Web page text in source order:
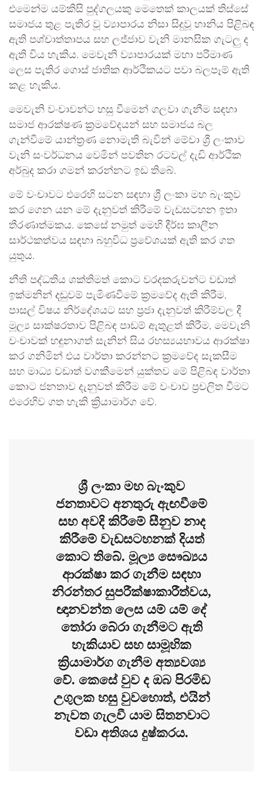
එමෙන්ම යම්කිසි පුද්ගලයකු මෙතෙක් කාලයක් තිස්සේ
සමාජය තුළ පැතිර වූ ව්‍යාපාරය නිසා සිදුවූ හානිය පිළිබඳ
ඇති පශ්චාත්තාපය සහ ලජ්ජාව වැනි මානසික ගැටලු ද
ඇති විය හැකිය. මෙවැනි ව්‍යාපාරයක් මහා පරිමාණ
ලෙස පැතිර ගොස් ජාතික ආර්ථිකයට පවා බලපෑම් ඇති
කළ හැකිය.
මෙවැනි වංචාවන්ට හසු වීමෙන් ගලවා ගැනීම සඳහා
සමාජ ආරක්ෂණ ක්‍රමවේදයන් සහ සමාජය බල
ගැන්වීමේ යාන්ත්‍රණ නොමැති බැවින් මේවා ශ්‍රී ලංකාව
වැනි සංවර්ධනය වෙමින් පවතින රටවල් දැඩි ආර්ථික
අර්බුද කරා ගමන් කරන්නට ඉඩ තිබේ.
මේ වංචාවට එරෙහි සටන සඳහා ශ්‍රී ලංකා මහ බැංකුව
කර ගෙන යන මේ දැනුවත් කිරීමේ වැඩසටහන ඉතා
තීරණාත්මකය. කෙසේ නමුත් මෙහි දීර්ඝ කාලීන
සාර්ථකත්වය සඳහා බහුවිධ ප්‍රවේශයක් ඇති කර ගත
යුතුය.
නීති පද්ධතිය ශක්තිමත් කොට වරදකරුවන්ට වඩාත්
ඉක්මනින් දඬුවම් පැමිණවීමේ ක්‍රමවේද ඇති කිරීම,
පාසල් විෂය නිර්දේශයට සහ ප්‍රජා දැනුවත් කිරීම්වල දී
මූල්‍ය සාක්ෂරතාව පිළිබඳ පාඩම් ඇතුළත් කිරීම, මෙවැනි
වංචාවක් හඳුනාගත් සැනින් සිය රහස්‍යයභාවය ආරක්ෂා
කර ගනිමින් එය වාර්තා කරන්නට ක්‍රමවේද සැකසීම
සහ මාධ්‍ය වඩාත් වගකීමෙන් යුක්තව මේ පිළිබඳ වාර්තා
කොට ජනතාව දැනුවත් කිරීම මේ වංචාව ප්‍රචලිත වීමට
එරෙහිව ගත හැකි ක්‍රියාමාර්ග වේ.
ශ්‍රී ලංකා මහ බැංකුව
ජනතාවට අනතුරු ඇඟවීමේ
සහ අවදි කිරීමේ සීනුව නාද
කිරීමේ වැඩසටහනක් දියත්
කොට තිබේ. මූල්‍ය සෞඛ්‍යය
ආරක්ෂා කර ගැනීම සඳහා
නිරන්තර සුපරීක්ෂාකාරීත්වය,
ඥානවන්ත ලෙස යම් යම් දේ
තෝරා බේරා ගැනීමට ඇති
හැකියාව සහ සාමූහික
ක්‍රියාමාර්ග ගැනීම අත්‍යවශ්‍ය
වේ. කෙසේ වුව ද ඔබ පිරමිඩ
උගුලක හසු වුවහොත්, එයින්
නැවත ගැලවී යාම සිතනවාට
වඩා අතිශය දුෂ්කරය.